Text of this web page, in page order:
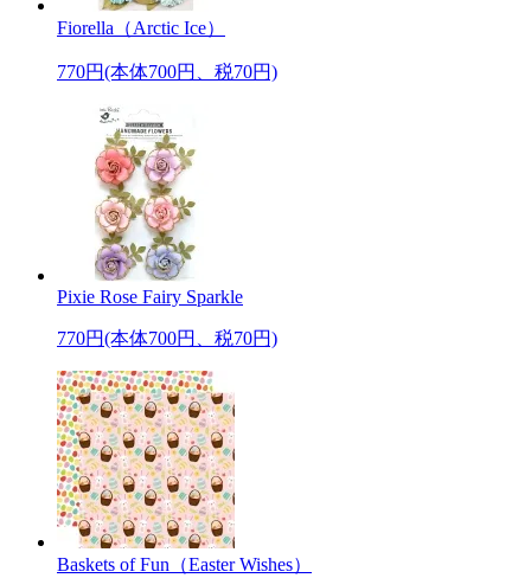
Fiorella（Arctic Ice）
770円(本体700円、税70円)
Pixie Rose Fairy Sparkle
770円(本体700円、税70円)
Baskets of Fun（Easter Wishes）